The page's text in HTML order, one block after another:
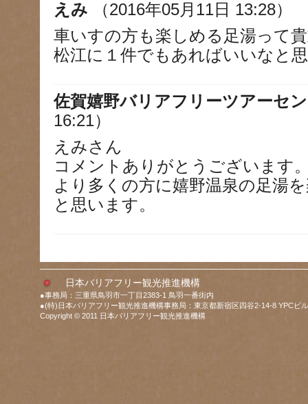
えみ
（2016年05月11日 13:28）
車いすの方も楽しめる足湯って
松江に１件でもあればいいなと
佐賀嬉野バリアフリーツアーセ
16:21）
えみさん
コメントありがとうございます
より多くの方に嬉野温泉の足湯
と思います。
日本バリアフリー観光推進機構
●事務局：三重県鳥羽市一丁目2383-1 鳥羽一番街内
●(特)日本バリアフリー観光推進機構事務局：東京都新宿区四谷2-14-8 YPCビ
Copyright © 2011 日本バリアフリー観光推進機構